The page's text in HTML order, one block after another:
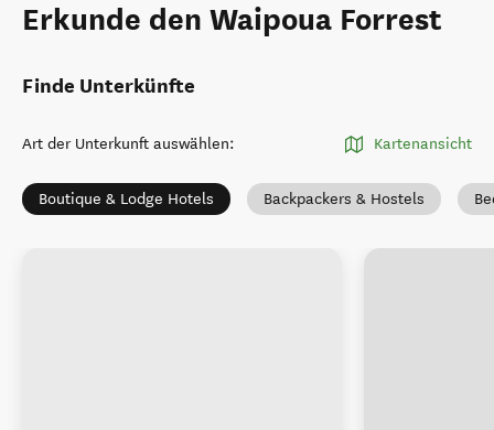
Erkunde den Waipoua Forrest
Finde Unterkünfte
Art der Unterkunft auswählen: Kartenansicht
Boutique & Lodge Hotels Backpackers & Hostels